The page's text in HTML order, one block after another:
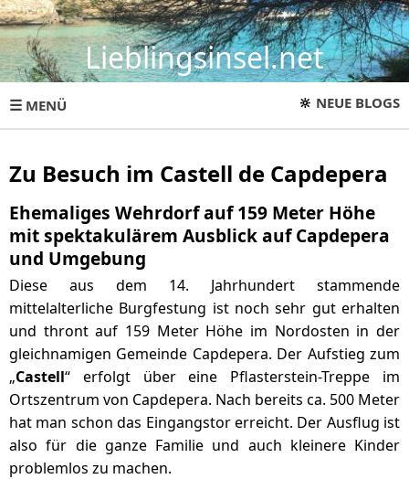
Lieblingsinsel.net
☰ MENÜ 🔆 NEUE BLOGS
Zu Besuch im Castell de Capdepera
Ehemaliges Wehrdorf auf 159 Meter Höhe
mit spektakulärem Ausblick auf Capdepera
und Umgebung
Diese aus dem 14. Jahrhundert stammende
mittelalterliche Burgfestung ist noch sehr gut erhalten
und thront auf 159 Meter Höhe im Nordosten in der
gleichnamigen Gemeinde Capdepera. Der Aufstieg zum
„Castell“ erfolgt über eine Pflasterstein-Treppe im
Ortszentrum von Capdepera. Nach bereits ca. 500 Meter
hat man schon das Eingangstor erreicht. Der Ausflug ist
also für die ganze Familie und auch kleinere Kinder
problemlos zu machen.